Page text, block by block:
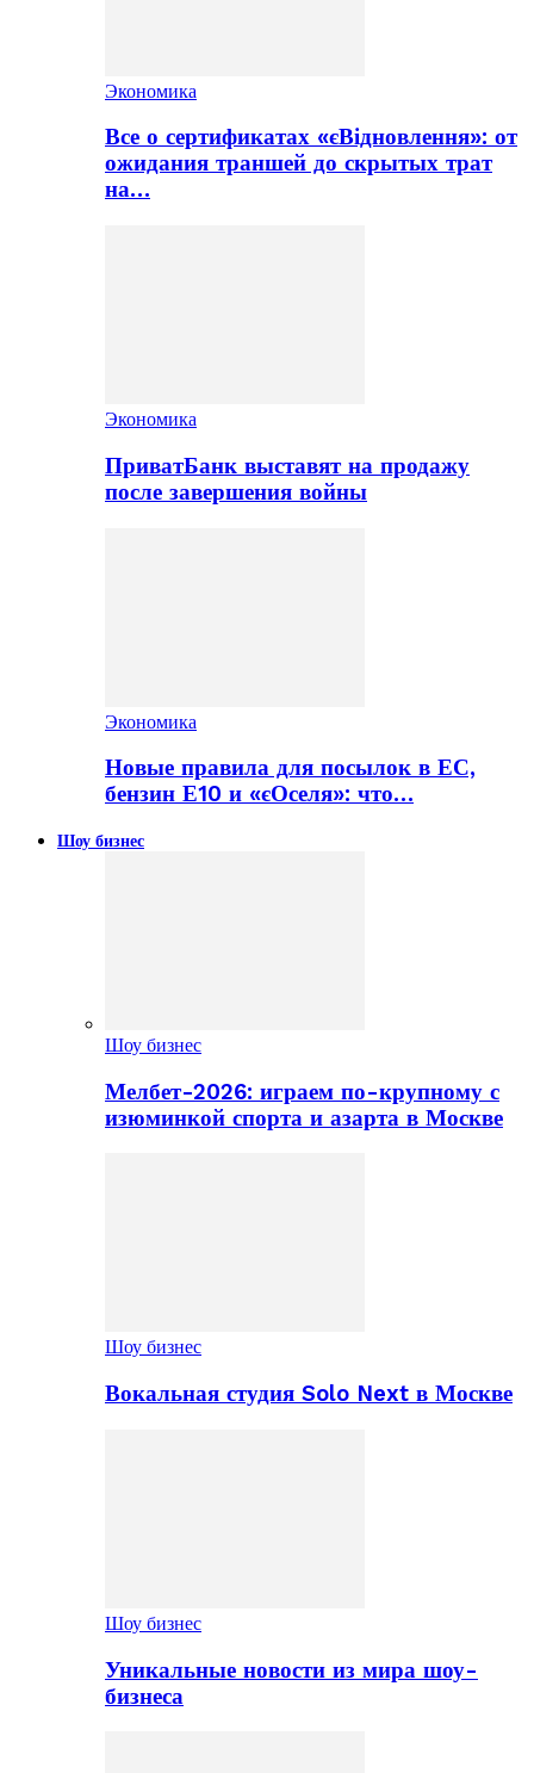
Экономика
Все о сертификатах «єВідновлення»: от
ожидания траншей до скрытых трат
на…
Экономика
ПриватБанк выставят на продажу
после завершения войны
Экономика
Новые правила для посылок в ЕС,
бензин Е10 и «єОселя»: что…
Шоу бизнес
Шоу бизнес
Мелбет-2026: играем по-крупному с
изюминкой спорта и азарта в Москве
Шоу бизнес
Вокальная студия Solo Next в Москве
Шоу бизнес
Уникальные новости из мира шоу-
бизнеса